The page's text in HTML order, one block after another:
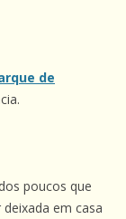
de
poucos que
em casa